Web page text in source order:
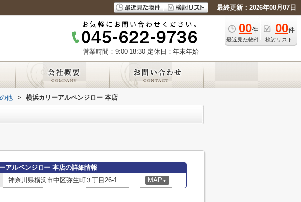
最終更新：2026年08月07日
00件
最近見た物件
00件
検討リスト
営業時間：9:00-18:30 定休日：年末年始
他 > 横浜カリーアルペンジロー 本店
アルペンジロー 本店の詳細情報
神奈川県横浜市中区弥生町３丁目26-1 MAP ▼